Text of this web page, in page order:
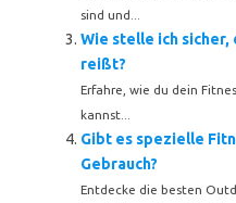
sind und...
Wie stelle ich sicher,
reißt?
Erfahre, wie du dein
kannst...
Gibt es spezielle
Gebrauch?
Entdecke die besten